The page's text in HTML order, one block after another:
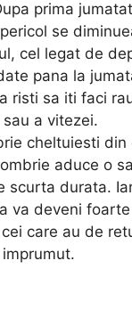
prima
se
cel legat de
pana la
risti sa iti faci
a vitezei.
cheltuiesti din
aduce o
scurta durata.
va deveni
care au de